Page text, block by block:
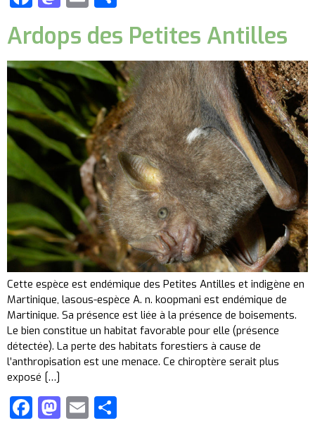
Ardops des Petites Antilles
Cette espèce est endémique des Petites Antilles et indigène en
Martinique, lasous-espèce A. n. koopmani est endémique de
Martinique. Sa présence est liée à la présence de boisements.
Le bien constitue un habitat favorable pour elle (présence
détectée). La perte des habitats forestiers à cause de
l’anthropisation est une menace. Ce chiroptère serait plus
exposé […]
Facebook
Mastodon
Email